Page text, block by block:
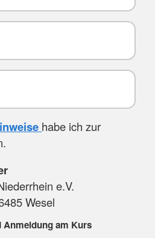
habe ich zur
e.V.
Wesel
Anmeldung am Kurs